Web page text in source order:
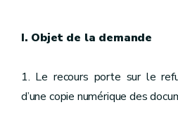
I. Objet de la demande
1. Le recours porte sur le
d’une copie numérique des